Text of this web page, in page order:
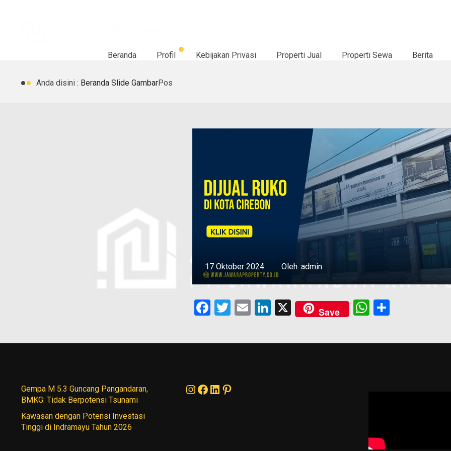
Beranda Profil Kebijakan Privasi Properti Jual Properti Sewa Berita
Anda disini : Beranda Slide GambarPos
17 Oktober 2024 Oleh :admin
Facebook
Twitter
EmailLinkedIn
X Save WhatsApp
Gempa M 5.3 Guncang Pangandaran,
BMKG: Tidak Berpotensi Tsunami
Kawasan dengan Potensi Investasi
Tinggi di Indramayu Tahun 2026
Instagram
Facebook
LinkedIn
Pinterest